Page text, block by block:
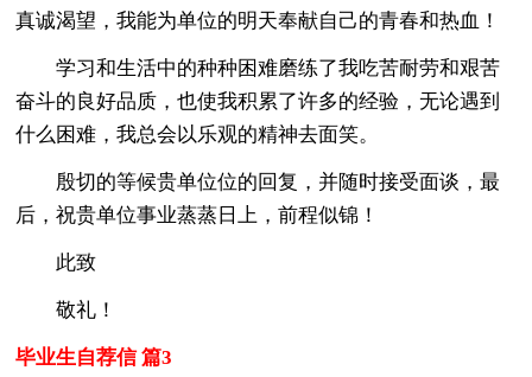
真诚渴望，我能为单位的明天奉献自己的青春和热血！
学习和生活中的种种困难磨练了我吃苦耐劳和艰苦
奋斗的良好品质，也使我积累了许多的经验，无论遇到
什么困难，我总会以乐观的精神去面笑。
殷切的等候贵单位位的回复，并随时接受面谈，最
后，祝贵单位事业蒸蒸日上，前程似锦！
此致
敬礼！
毕业生自荐信 篇3